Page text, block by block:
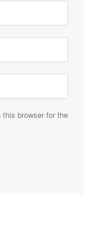
this browser for the